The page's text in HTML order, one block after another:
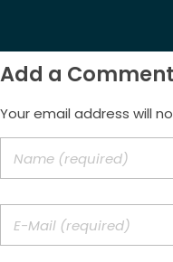
Add a Comment
Your email address will